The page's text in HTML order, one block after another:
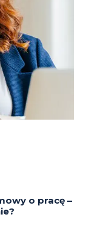
o pracę –